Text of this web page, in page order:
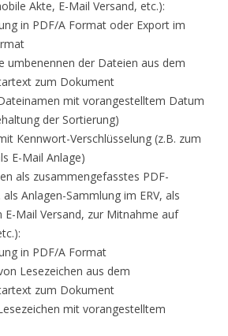
Akte, E-Mail Versand, etc.):
in PDF/A Format oder Export im
umbenennen der Dateien aus dem
zum Dokument
mit vorangestelltem Datum
der Sortierung)
Kennwort-Verschlüsselung (z.B. zum
E-Mail Anlage)
als zusammengefasstes PDF-
Anlagen-Sammlung im ERV, als
E-Mail Versand, zur Mitnahme auf
in PDF/A Format
Lesezeichen aus dem
zum Dokument
mit vorangestelltem